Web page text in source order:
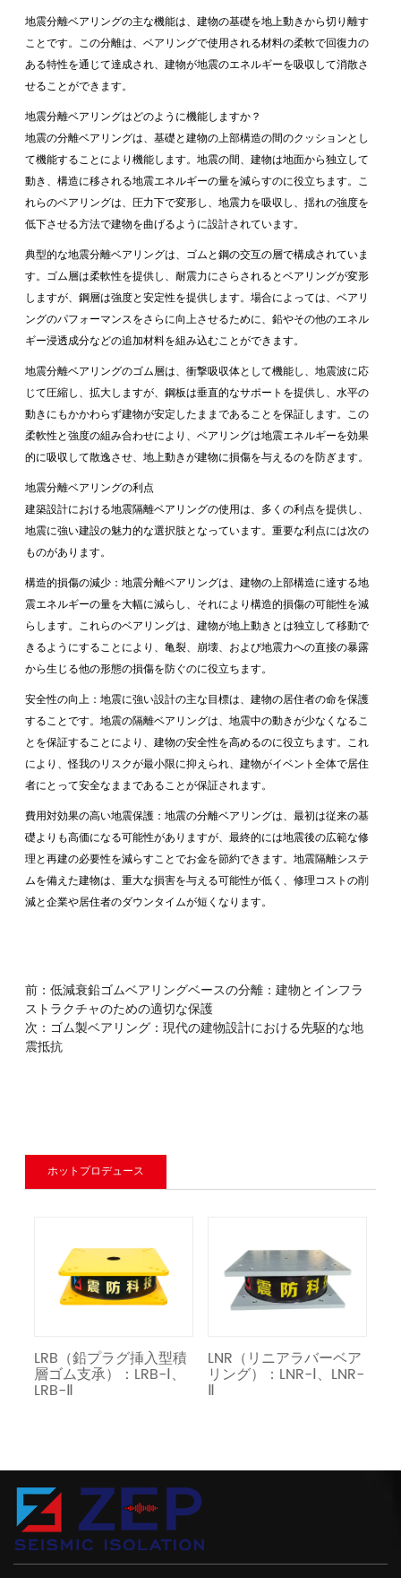
地震分離ベアリングの主な機能は、建物の基礎を地上動きから切り離す
ことです。この分離は、ベアリングで使用される材料の柔軟で回復力の
ある特性を通じて達成され、建物が地震のエネルギーを吸収して消散さ
せることができます。
地震分離ベアリングはどのように機能しますか？
地震の分離ベアリングは、基礎と建物の上部構造の間のクッションとし
て機能することにより機能します。地震の間、建物は地面から独立して
動き、構造に移される地震エネルギーの量を減らすのに役立ちます。こ
れらのベアリングは、圧力下で変形し、地震力を吸収し、揺れの強度を
低下させる方法で建物を曲げるように設計されています。
典型的な地震分離ベアリングは、ゴムと鋼の交互の層で構成されていま
す。ゴム層は柔軟性を提供し、耐震力にさらされるとベアリングが変形
しますが、鋼層は強度と安定性を提供します。場合によっては、ベアリ
ングのパフォーマンスをさらに向上させるために、鉛やその他のエネル
ギー浸透成分などの追加材料を組み込むことができます。
地震分離ベアリングのゴム層は、衝撃吸収体として機能し、地震波に応
じて圧縮し、拡大しますが、鋼板は垂直的なサポートを提供し、水平の
動きにもかかわらず建物が安定したままであることを保証します。この
柔軟性と強度の組み合わせにより、ベアリングは地震エネルギーを効果
的に吸収して散逸させ、地上動きが建物に損傷を与えるのを防ぎます。
地震分離ベアリングの利点
建築設計における地震隔離ベアリングの使用は、多くの利点を提供し、
地震に強い建設の魅力的な選択肢となっています。重要な利点には次の
ものがあります。
構造的損傷の減少：地震分離ベアリングは、建物の上部構造に達する地
震エネルギーの量を大幅に減らし、それにより構造的損傷の可能性を減
らします。これらのベアリングは、建物が地上動きとは独立して移動で
きるようにすることにより、亀裂、崩壊、および地震力への直接の暴露
から生じる他の形態の損傷を防ぐのに役立ちます。
安全性の向上：地震に強い設計の主な目標は、建物の居住者の命を保護
することです。地震の隔離ベアリングは、地震中の動きが少なくなるこ
とを保証することにより、建物の安全性を高めるのに役立ちます。これ
により、怪我のリスクが最小限に抑えられ、建物がイベント全体で居住
者にとって安全なままであることが保証されます。
費用対効果の高い地震保護：地震の分離ベアリングは、最初は従来の基
礎よりも高価になる可能性がありますが、最終的には地震後の広範な修
理と再建の必要性を減らすことでお金を節約できます。地震隔離システ
ムを備えた建物は、重大な損害を与える可能性が低く、修理コストの削
減と企業や居住者のダウンタイムが短くなります。
前：低減衰鉛ゴムベアリングベースの分離：建物とインフラ
ストラクチャのための適切な保護
次： ゴム製ベアリング：現代の建物設計における先駆的な地
震抵抗
ホットプロデュース
LRB（鉛プラグ挿入型積
層ゴム支承）：LRB-Ⅰ、
LRB-Ⅱ
LNR（リニアラバーベア
リング）：LNR-Ⅰ、LNR-
Ⅱ